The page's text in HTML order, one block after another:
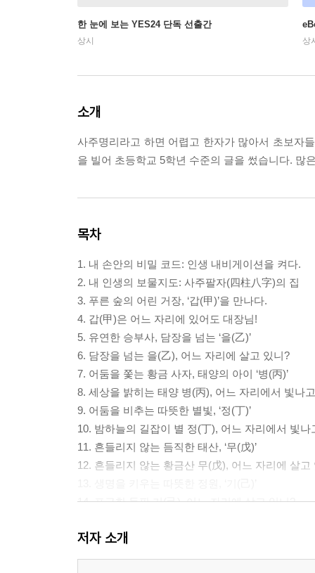
한 눈에 보는 YES24 단독 선출간
상시 상
소개
사주명리라고 하면 어렵고 한자가 많아서 초보자
을 빌어 초등학교 5학년 수준의 글을 썼습니다. 많
목차
1. 내 손안의 비밀 코드: 인생 내비게이션을 켜다.
2. 내 인생의 보물지도: 사주팔자(四柱八字)의 집
3. 푸른 숲의 어린 거장, ‘갑(甲)’을 만나다.
4. 갑(甲)은 어느 자리에 있어도 대장님!
5. 유연한 승부사, 담장을 넘는 ‘을(乙)’
6. 담장을 넘는 을(乙), 어느 자리에 살고 있니?
7. 어둠을 쫓는 황금 사자, 태양의 아이 ‘병(丙)’
8. 세상을 밝히는 태양 병(丙), 어느 자리에서 빛나
9. 어둠을 비추는 따뜻한 별빛, ‘정(丁)’
10. 밤하늘의 길잡이 별 정(丁), 어느 자리에서 빛나
11. 흔들리지 않는 듬직한 태산, ‘무(戊)’
12. 흔들리지 않는 황금산 무(戊), 어느 자리에 살고
14. 포근한 들판 기(己), 어느 자리에 살고 있니?
16. 단단한 정의의 수호자 경(庚), 어느 자리에 살고
17. 반짝이는 지혜의 보석, ‘신(辛)’
저자 소개